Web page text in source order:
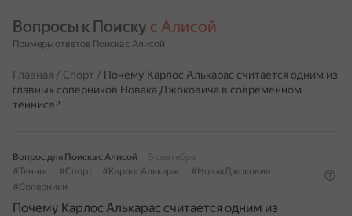
Вопросы к Поиску с Алисой
Примеры ответов Поиска с Алисой
Главная / Спорт / Почему Карлос Алькарас считается одним из
главных соперников Новака Джоковича в современном
теннисе?
Вопрос для Поиска с Алисой
5 сентября
#Теннис
#Спорт #КарлосАлькарас
#НовакДжокович
#Соперники
Почему Карлос Алькарас считается одним из